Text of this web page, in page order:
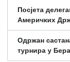
Посјета
Америчких
Одржан
турнира у